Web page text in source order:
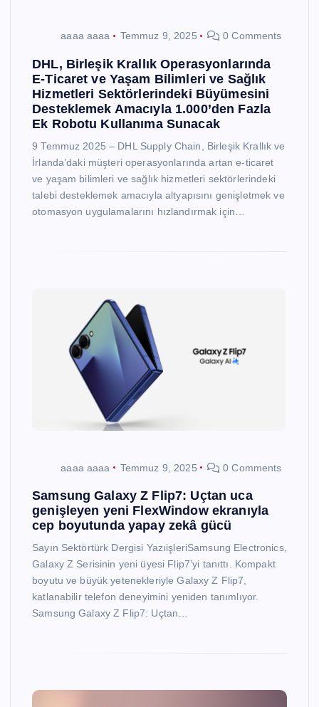
aaaa aaaa Temmuz 9, 2025 0 Comments
DHL, Birleşik Krallık Operasyonlarında
E-Ticaret ve Yaşam Bilimleri ve Sağlık
Hizmetleri Sektörlerindeki Büyümesini
Desteklemek Amacıyla 1.000’den Fazla
Ek Robotu Kullanıma Sunacak
9 Temmuz 2025 – DHL Supply Chain, Birleşik Krallık ve
İrlanda’daki müşteri operasyonlarında artan e-ticaret
ve yaşam bilimleri ve sağlık hizmetleri sektörlerindeki
talebi desteklemek amacıyla altyapısını genişletmek ve
otomasyon uygulamalarını hızlandırmak için…
aaaa aaaa Temmuz 9, 2025 0 Comments
Samsung Galaxy Z Flip7: Uçtan uca
genişleyen yeni FlexWindow ekranıyla
cep boyutunda yapay zekâ gücü
Sayın Sektörtürk Dergisi YazıişleriSamsung Electronics,
Galaxy Z Serisinin yeni üyesi Flip7’yi tanıttı. Kompakt
boyutu ve büyük yetenekleriyle Galaxy Z Flip7,
katlanabilir telefon deneyimini yeniden tanımlıyor.
Samsung Galaxy Z Flip7: Uçtan…